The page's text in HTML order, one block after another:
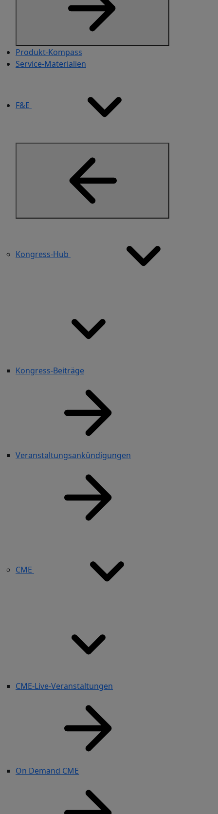
Produkt-Kompass
Service-Materialien​
F&E
Kongress-Hub
Kongress-Beiträge
Veranstaltungsankündigungen
CME
CME-Live-Veranstaltungen
On Demand CME